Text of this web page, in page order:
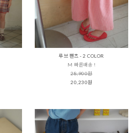
루브 팬츠 - 2 COLOR
M 빠른배송 !
28,900원
20,230원